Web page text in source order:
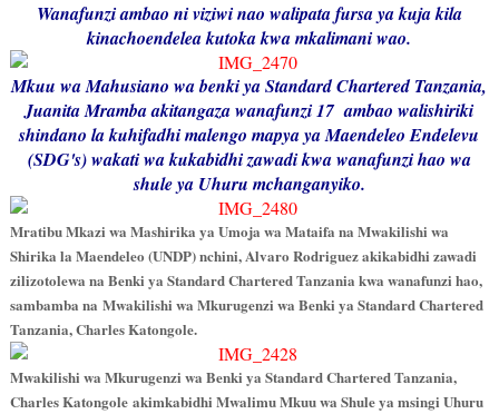
Wanafunzi ambao ni viziwi nao walipata fursa ya kuja kila
kinachoendelea kutoka kwa mkalimani wao.
Mkuu wa Mahusiano wa benki ya Standard Chartered Tanzania,
Juanita Mramba akitangaza wanafunzi 17 ambao walishiriki
shindano la kuhifadhi malengo mapya ya Maendeleo Endelevu
(SDG's) wakati wa kukabidhi zawadi kwa wanafunzi hao wa
shule ya Uhuru mchanganyiko.
Mratibu Mkazi wa Mashirika ya Umoja wa Mataifa na Mwakilishi wa
Shirika la Maendeleo (UNDP) nchini, Alvaro Rodriguez akikabidhi zawadi
zilizotolewa na Benki ya Standard Chartered Tanzania kwa wanafunzi hao,
sambamba na Mwakilishi wa Mkurugenzi wa Benki ya Standard Chartered
Tanzania, Charles Katongole.
Mwakilishi wa Mkurugenzi wa Benki ya Standard Chartered Tanzania,
Charles Katongole akimkabidhi Mwalimu Mkuu wa Shule ya msingi Uhuru